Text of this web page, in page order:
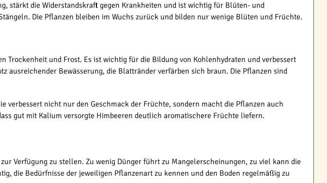
stärkt die Widerstandskraft gegen Krankheiten und ist wichtig für Blüten- und
Die Pflanzen bleiben im Wuchs zurück und bilden nur wenige Blüten und Früchte.
und Frost. Es ist wichtig für die Bildung von Kohlenhydraten und verbessert
ausreichender Bewässerung, die Blattränder verfärben sich braun. Die Pflanzen sind
verbessert nicht nur den Geschmack der Früchte, sondern macht die Pflanzen auch
gut mit Kalium versorgte Himbeeren deutlich aromatischere Früchte liefern.
Verfügung zu stellen. Zu wenig Dünger führt zu Mangelerscheinungen, zu viel kann die
die Bedürfnisse der jeweiligen Pflanzenart zu kennen und den Boden regelmäßig zu